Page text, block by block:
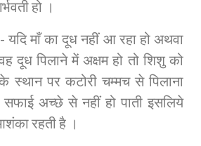
हो ।
माँ का दूध नहीं आ रहा हो अथवा
दूध पिलाने में अक्षम हो तो शिशु को
स्थान पर कटोरी चम्मच से पिलाना
अच्छे से नहीं हो पाती इसलिये
रहती है ।